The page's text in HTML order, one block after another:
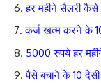
हर महीने सैलरी कैसे
कर्ज खत्म करने के
5000 रुपये हर
पैसे बचाने के 10